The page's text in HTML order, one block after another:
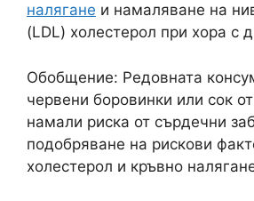
налягане и намаляване на
(LDL) холестерол при хора с
Обобщение: Редовната
червени боровинки или сок
намали риска от сърдечни
подобряване на рискови
холестерол и кръвно